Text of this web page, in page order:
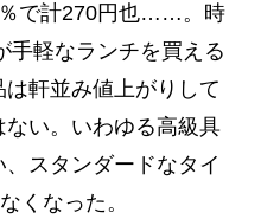
で計270円也……。時
手軽なランチを買える
軒並み値上がりして
い。いわゆる高級具
スタンダードなタイ
くなった。